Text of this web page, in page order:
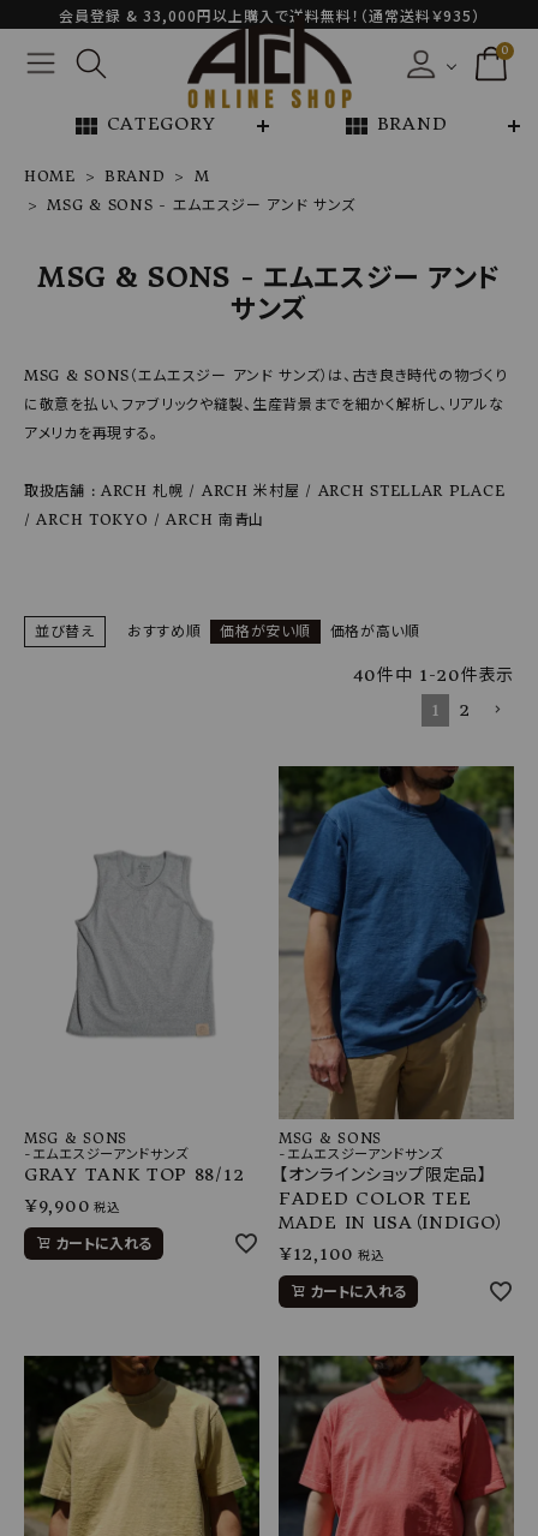
会員登録 & 33,000円以上購入で送料無料！（通常送料￥935）
0
view_module CATEGORY view_module BRAND
CATEGORY
CONTENTS
ACCOUNT MENU
ようこそ ゲスト 様
ログイン
HOME BRAND
M
MSG & SONS - エムエスジー アンド サンズ
MSG & SONS - エムエスジー アンド
サンズ
MSG & SONS（エムエスジー アンド サンズ）は、古き良き時代の物づくり
に敬意を払い、ファブリックや縫製、生産背景までを細かく解析し、リアルな
アメリカを再現する。
取扱店舗 : ARCH 札幌 / ARCH 米村屋 / ARCH STELLAR PLACE
/ ARCH TOKYO / ARCH 南青山
並び替え おすすめ順 価格が安い順 価格が高い順
40件中 1-20件表示
1
2
MSG & SONS
-エムエスジーアンドサンズ
GRAY TANK TOP 88/12
¥9,900 税込
カートに入れる
MSG & SONS
-エムエスジーアンドサンズ
【オンラインショップ限定品】
FADED COLOR TEE
MADE IN USA（INDIGO）
¥12,100 税込
カートに入れる